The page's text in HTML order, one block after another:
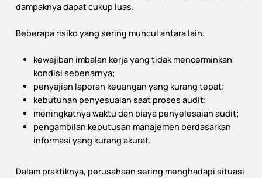
dampaknya dapat cukup luas.
Beberapa risiko yang sering muncul antara lain:
kewajiban imbalan kerja yang tidak mencerminkan
kondisi sebenarnya;
penyajian laporan keuangan yang kurang tepat;
kebutuhan penyesuaian saat proses audit;
meningkatnya waktu dan biaya penyelesaian audit;
pengambilan keputusan manajemen berdasarkan
informasi yang kurang akurat.
Dalam praktiknya, perusahaan sering menghadapi situasi